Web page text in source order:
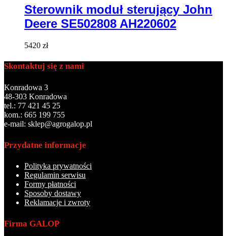
Sterownik moduł sterujący John
Deere SE502808 AH220602
5420 zł
Skontaktuj się z nami
Konradowa 3
48-303 Konradowa
tel.: 77 421 45 25
kom.: 665 199 755
e-mail: sklep@agrogalop.pl
Przydatne informacje
Polityka prywatności
Regulamin serwisu
Formy płatności
Sposoby dostawy
Reklamacje i zwroty
Firma GALOP